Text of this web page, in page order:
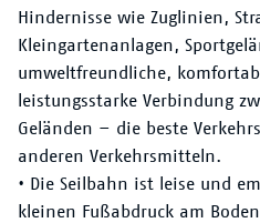
Hindernisse wie Zuglinien,
Kleingartenanlagen,
umweltfreundliche,
leistungsstarke Verbindung
Geländen – die beste
anderen Verkehrsmitteln.
• Die Seilbahn ist leise und
kleinen Fußabdruck am